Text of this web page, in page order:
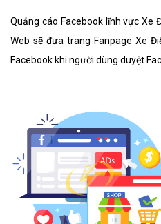
Quảng cáo Facebook lĩnh vực Xe
Web sẽ đưa trang Fanpage Xe
Facebook khi người dùng duyệt